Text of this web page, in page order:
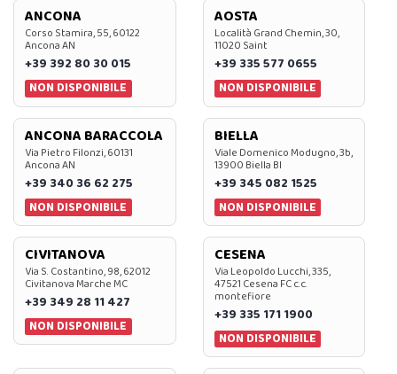
ANCONA
Corso Stamira, 55, 60122
Ancona AN
+39 392 80 30 015
NON DISPONIBILE
AOSTA
Località Grand Chemin, 30,
11020 Saint
+39 335 577 0655
NON DISPONIBILE
ANCONA BARACCOLA
Via Pietro Filonzi, 60131
Ancona AN
+39 340 36 62 275
NON DISPONIBILE
BIELLA
Viale Domenico Modugno, 3b,
13900 Biella BI
+39 345 082 1525
NON DISPONIBILE
CIVITANOVA
Via S. Costantino, 98, 62012
Civitanova Marche MC
+39 349 28 11 427
NON DISPONIBILE
CESENA
Via Leopoldo Lucchi, 335,
47521 Cesena FC c.c.
montefiore
+39 335 171 1900
NON DISPONIBILE